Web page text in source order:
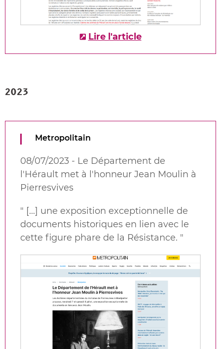
Lire l'article
2023
Metropolitain
08/07/2023 - Le Département de
l'Hérault met à l'honneur Jean Moulin à
Pierresvives
" [...] une exposition exceptionnelle de
documents historiques en lien avec le
cette figure phare de la Résistance. "